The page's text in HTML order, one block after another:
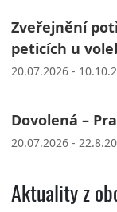
Zveřejnění
peticích u
20.07.2026 -
Dovolená –
20.07.2026 -
Aktuality z